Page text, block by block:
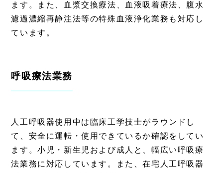
ます。また、血漿交換療法、血液吸着療法、腹水
濾過濃縮再静注法等の特殊血液浄化業務も対応し
ています。
呼吸療法業務
人工呼吸器使用中は臨床工学技士がラウンドし
て、安全に運転・使用できているか確認をしてい
ます。小児・新生児および成人と、幅広い呼吸療
法業務に対応しています。また、在宅人工呼吸器